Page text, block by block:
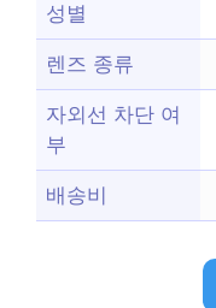
성별
렌즈 종류
자외선 차단 여
부
배송비